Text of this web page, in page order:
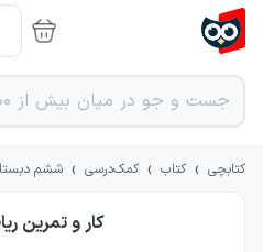
کتابچی › کتاب › کمک‌درسی › ششم
کار و تمرین